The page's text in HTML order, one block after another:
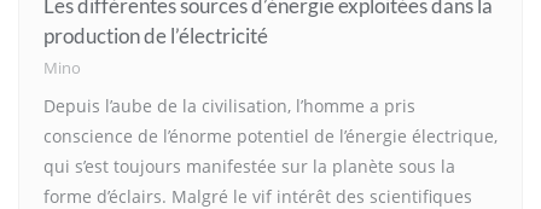
production de l’électricité
Mino
Depuis l’aube de la civilisation, l’homme a pris
conscience de l’énorme potentiel de l’énergie électrique,
qui s’est toujours manifestée sur la planète sous la
forme d’éclairs. Malgré le vif intérêt des scientifiques